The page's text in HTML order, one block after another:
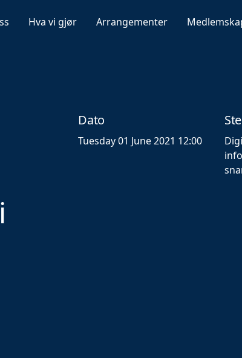
Hva vi gjør Arrangementer
Dato
Tuesday 01 June 2021 12:00